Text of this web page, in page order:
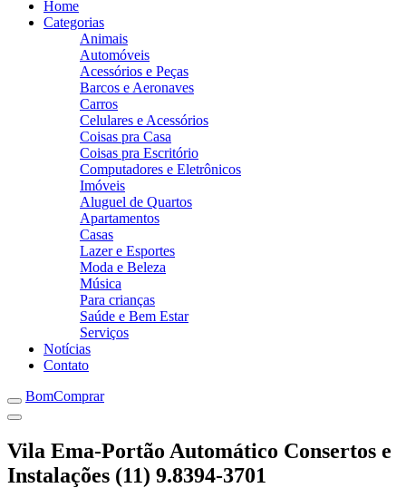
Home
Categorias
Animais
Automóveis
Acessórios e Peças
Barcos e Aeronaves
Carros
Celulares e Acessórios
Coisas pra Casa
Coisas pra Escritório
Computadores e Eletrônicos
Imóveis
Aluguel de Quartos
Apartamentos
Casas
Lazer e Esportes
Moda e Beleza
Música
Para crianças
Saúde e Bem Estar
Serviços
Notícias
Contato
BomComprar
Vila Ema-Portão Automático Consertos e
Instalações (11) 9.8394-3701